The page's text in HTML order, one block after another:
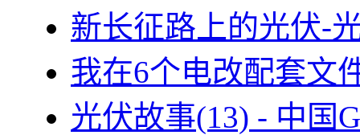
新长征路上的光伏-
我在6个电改配套文
光伏故事(13) - 中国